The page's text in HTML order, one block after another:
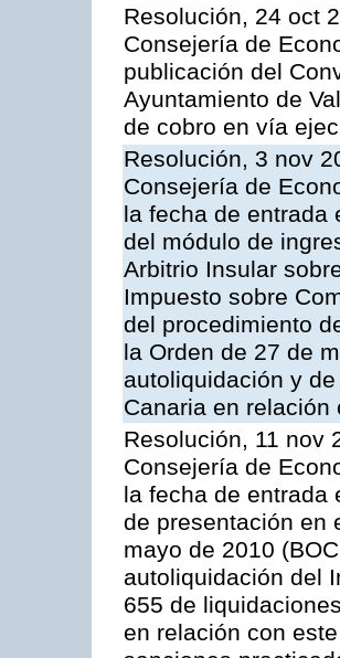
Resolución, 24 oct
Consejería de
publicación del
Ayuntamiento de
de cobro en vía
Resolución, 3 nov
Consejería de
la fecha de entrada
del módulo de
Arbitrio Insular
Impuesto sobre
del procedimiento
la Orden de 27 de
autoliquidación y
Canaria en
Resolución, 11 nov
Consejería de
la fecha de entrada
de presentación en
mayo de 2010
autoliquidación del
655 de
en relación con